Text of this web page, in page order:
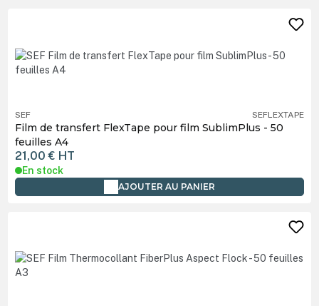
SEF SEFLEXTAPE
Film de transfert FlexTape pour film SublimPlus - 50
feuilles A4
21,00 € HT
En stock
AJOUTER AU PANIER